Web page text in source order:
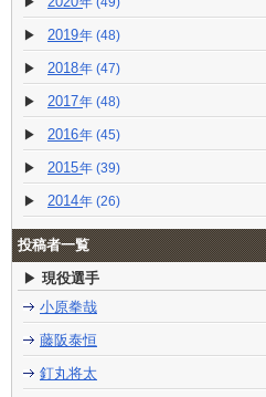
2019 (48)
2018 (47)
2017 (48)
2016 (45)
2015 (39)
2014 (26)
投稿者一覧
現役選手
小原拳哉
藤阪泰恒
釘丸将太